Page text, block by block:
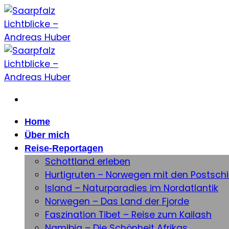
Zum
Inhalt
springen
Home
Über mich
Reise-Reportagen
Schottland erleben
Hurtigruten – Norwegen mit den
Island – Naturparadies im Nordatlantik
Norwegen – Das Land der Fjorde
Faszination Tibet – Reise zum Kailash